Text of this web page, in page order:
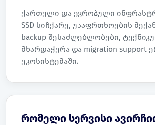
ქართული და ევროპული
SSD სიჩქარე, უსაფრთხოების
backup შესაძლებლობები,
მხარდაჭერა და migration support
ეკოსისტემაში.
რომელი სერვისი